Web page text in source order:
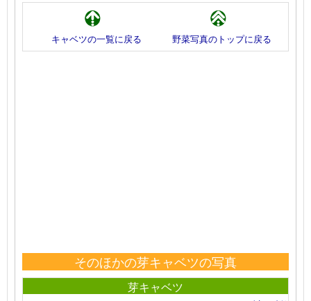
キャベツの一覧に戻る 野菜写真のトップに戻る
そのほかの芽キャベツの写真
芽キャベツ